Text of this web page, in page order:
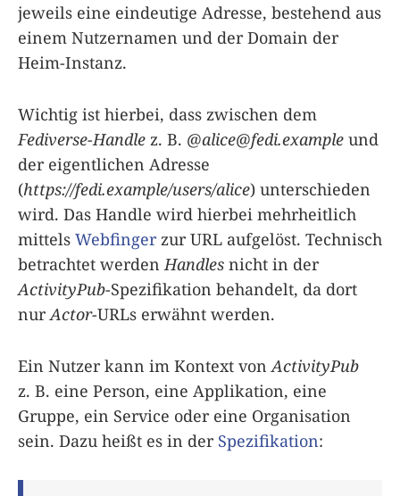
jeweils eine eindeutige Adresse, bestehend aus
einem Nutzernamen und der Domain der
Heim-Instanz.
Wichtig ist hierbei, dass zwischen dem
Fediverse-Handle z. B. @alice@fedi.example und
der eigentlichen Adresse
(https://fedi.example/users/alice) unterschieden
wird. Das Handle wird hierbei mehrheitlich
mittels Webfingerzur URL aufgelöst. Technisch
betrachtet werden Handles nicht in der
ActivityPub-Spezifikation behandelt, da dort
nurActor-URLs erwähnt werden.
Ein Nutzer kann im Kontext von ActivityPub
z. B. eine Person, eine Applikation, eine
Gruppe, ein Service oder eine Organisation
sein. Dazu heißt es in der Spezifikation: